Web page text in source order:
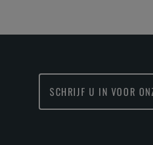
SCHRIJF U IN VOOR